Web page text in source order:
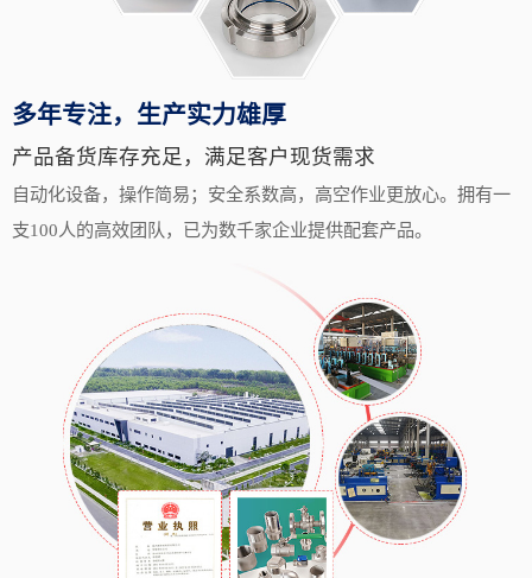
多年专注，生产实力雄厚
产品备货库存充足，满足客户现货需求
自动化设备，操作简易；安全系数高，高空作业更放心。拥有一
支100人的高效团队，已为数千家企业提供配套产品。